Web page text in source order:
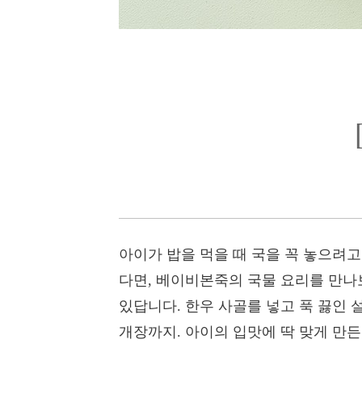
아이가 밥을 먹을 때 국을 꼭 놓으려
다면, 베이비본죽의 국물 요리를 만
있답니다. 한우 사골를 넣고 푹 끓인
개장까지. 아이의 입맛에 딱 맞게 만